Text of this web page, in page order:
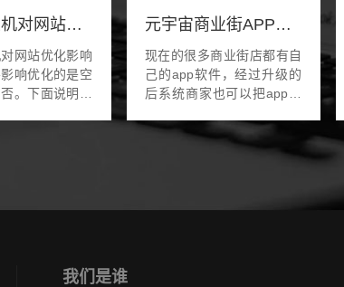
用香港主机对网站优化有影响吗
网站优化影响
响优化的是空
。下面说明一
元宇宙商业街APP功能软件开发
现在的很多商业街店都有自
己的app软件，经过升级的
后系统商家也可以把app软
很多商家也注意到了大型元
宇宙商业街的需求。元宇宙
我们是谁